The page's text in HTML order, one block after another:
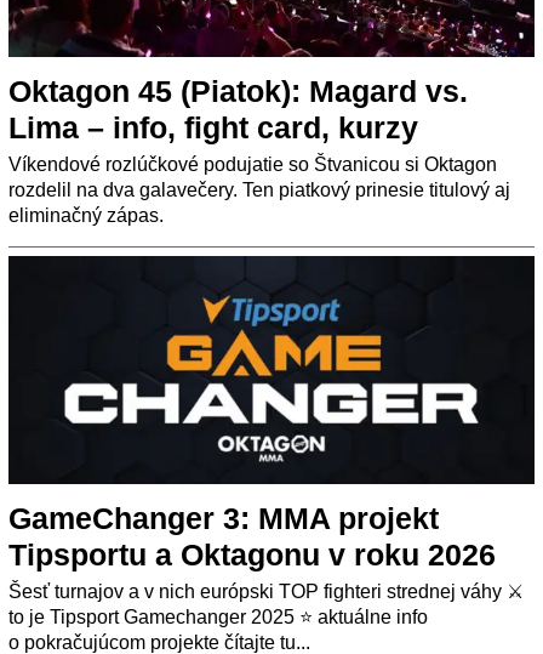
Oktagon 45 (Piatok): Magard vs.
Lima – info, fight card, kurzy
Víkendové rozlúčkové podujatie so Štvanicou si Oktagon
rozdelil na dva galavečery. Ten piatkový prinesie titulový aj
eliminačný zápas.
GameChanger 3: MMA projekt
Tipsportu a Oktagonu v roku 2026
Šesť turnajov a v nich európski TOP fighteri strednej váhy ⚔️
to je Tipsport Gamechanger 2025 ⭐ aktuálne info
o pokračujúcom projekte čítajte tu...